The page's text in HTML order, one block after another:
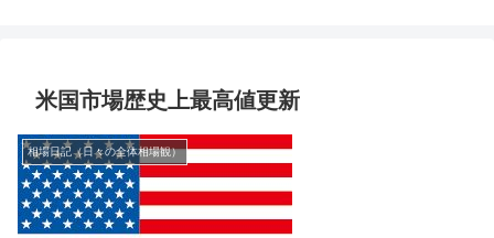
米国市場歴史上最高値更新
相場日記（日々の全体相場観）